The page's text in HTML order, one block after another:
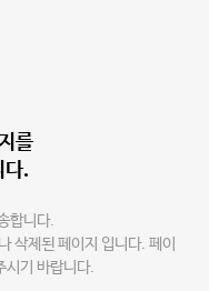
를
다.
합니다.
삭제된 페이지 입니다. 페이
시기 바랍니다.